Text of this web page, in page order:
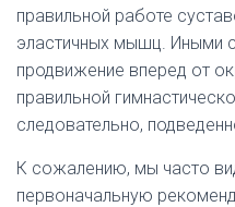
правильной работе
эластичных мышц. Иными
продвижение вперед от
правильной
следовательно,
К сожалению, мы часто
первоначальную